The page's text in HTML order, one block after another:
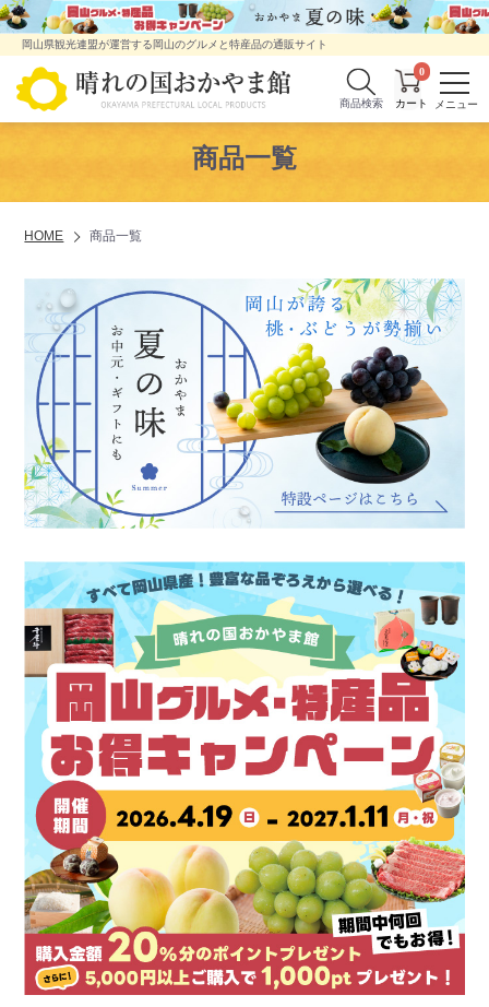
岡山県観光連盟が運営する岡山のグルメと特産品の通販サイト
商品検索
0
商品一覧
HOME 商品一覧